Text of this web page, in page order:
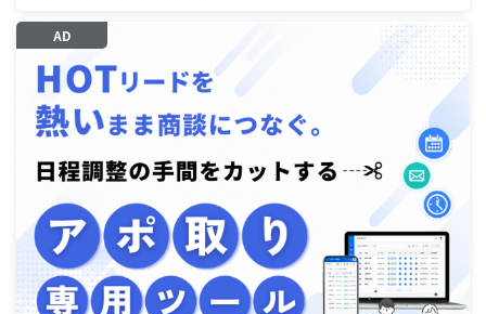
AD